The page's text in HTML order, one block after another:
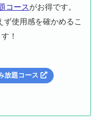
コースがお得です。
使用感を確かめるこ
！
放題コース